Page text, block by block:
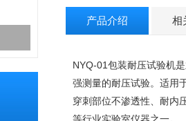
产品介绍 相
NYQ-01包装耐压试验机
强测量的耐压试验。适用
穿刺部位不渗透性、耐内